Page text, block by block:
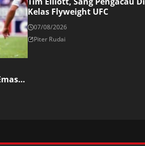
Kelas Flyweight UFC
07/08/2026
Piter Rudai